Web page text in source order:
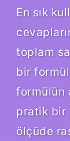
En sık
toplam
bir
formülün
pratik bir
ölçüde